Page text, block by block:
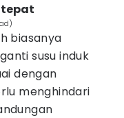
tepat
biasanya
susu induk
dengan
menghindari